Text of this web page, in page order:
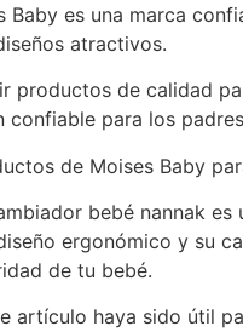
Baby es una marca
atractivos.
productos de calidad
confiable para los
de Moises Baby
bebé nannak
ergonómico y su
de tu bebé.
artículo haya sido útil